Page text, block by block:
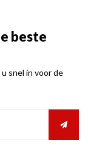
beste
snel in voor de